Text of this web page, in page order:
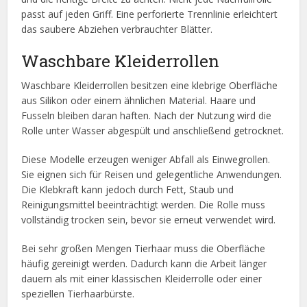
passt auf jeden Griff. Eine perforierte Trennlinie erleichtert
das saubere Abziehen verbrauchter Blätter.
Waschbare Kleiderrollen
Waschbare Kleiderrollen besitzen eine klebrige Oberfläche
aus Silikon oder einem ähnlichen Material. Haare und
Fusseln bleiben daran haften. Nach der Nutzung wird die
Rolle unter Wasser abgespült und anschließend getrocknet.
Diese Modelle erzeugen weniger Abfall als Einwegrollen.
Sie eignen sich für Reisen und gelegentliche Anwendungen.
Die Klebkraft kann jedoch durch Fett, Staub und
Reinigungsmittel beeinträchtigt werden. Die Rolle muss
vollständig trocken sein, bevor sie erneut verwendet wird.
Bei sehr großen Mengen Tierhaar muss die Oberfläche
häufig gereinigt werden. Dadurch kann die Arbeit länger
dauern als mit einer klassischen Kleiderrolle oder einer
speziellen Tierhaarbürste.